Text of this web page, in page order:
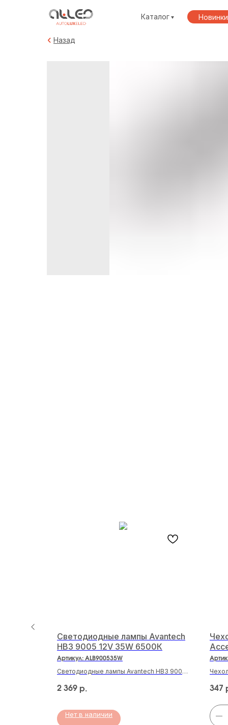
Каталог
Назад
Новинки
Светодиодные лампы Avantech
HB3 9005 12V 35W 6500К
Артикул: ALB900535W
Светодиодные лампы Avantech HB3 9005
2 369 р.
Нет в наличии
347